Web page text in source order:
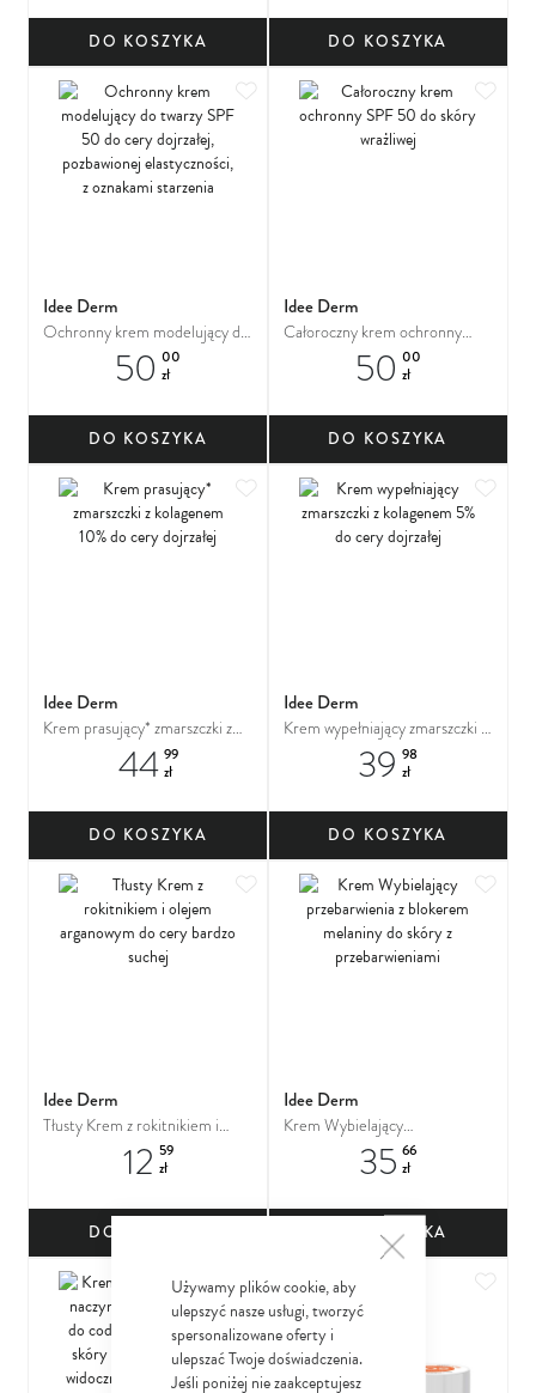
Używamy plików cookie, aby
ulepszyć nasze usługi, tworzyć
spersonalizowane oferty i
ulepszać Twoje doświadczenia.
Jeśli poniżej nie zaakceptujesz
DO KOSZYKA DO KOSZYKA
Idee Derm
Ochronny krem modelujący do
twarzy SPF 50 do cery
dojrzałej, pozbawionej
elastyczności, z oznakami
starzenia
50 00
zł
DO KOSZYKA
Dodaj do ulubionych
Idee Derm
Całoroczny krem ochronny
SPF 50 do skóry wrażliwej
50 00
zł
DO KOSZYKA
Idee Derm
Krem prasujący* zmarszczki z
kolagenem 10% do cery
44 99
zł
DO KOSZYKA
Dodaj do ulubionych
Idee Derm
Krem wypełniający zmarszczki z
kolagenem 5% do cery dojrzałej
39 98
zł
DO KOSZYKA
Idee Derm
Tłusty Krem z rokitnikiem i
olejem arganowym do cery
bardzo suchej12 59
zł
DO KOSZYKA
Dodaj do ulubionych
Idee Derm
Krem Wybielający
przebarwienia z blokerem
melaniny do skóry z
przebarwieniami
35 66
zł
DO KOSZYKA
Dodaj do ulubionych